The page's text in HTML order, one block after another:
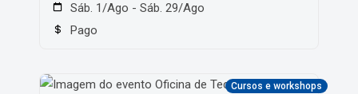
Sáb. 1/Ago - Sáb. 29/Ago
Pago
Cursos e workshops